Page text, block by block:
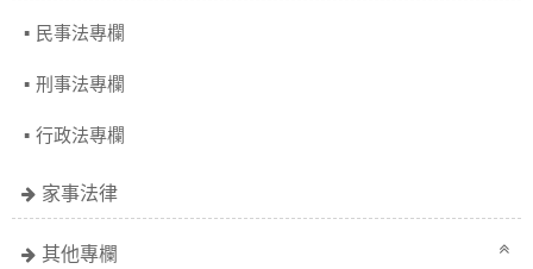
民事法專欄
刑事法專欄
行政法專欄
家事法律
其他專欄